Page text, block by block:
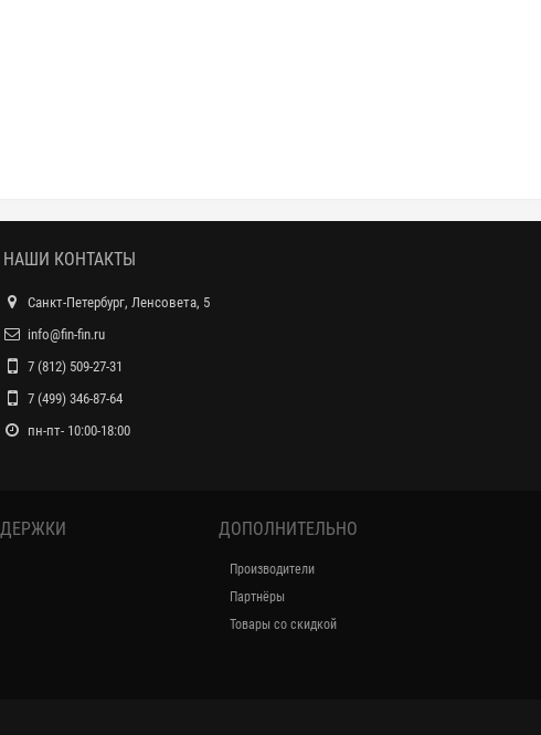
НАШИ КОНТАКТЫ
Санкт-Петербург, Ленсовета, 5
info@fin-fin.ru
7 (812) 509-27-31
7 (499) 346-87-64
пн-пт- 10:00-18:00
ДОПОЛНИТЕЛЬНО
Производители
Партнёры
Товары со скидкой